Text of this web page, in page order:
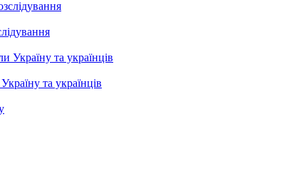
та українців